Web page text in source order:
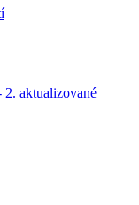
aktualizované